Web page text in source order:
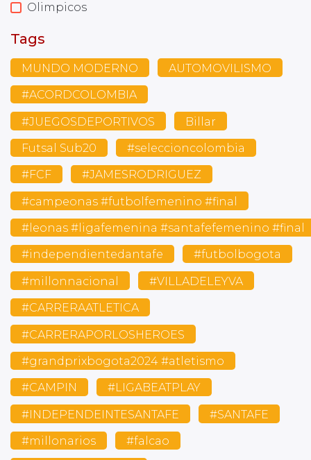
Olimpicos
Tags
MUNDO MODERNO AUTOMOVILISMO
#ACORDCOLOMBIA
#JUEGOSDEPORTIVOS Billar
Futsal Sub20 #seleccioncolombia
#FCF #JAMESRODRIGUEZ
#campeonas #futbolfemenino #final
#leonas #ligafemenina #santafefemenino #final
#independientedantafe #futbolbogota
#millonnacional #VILLADELEYVA
#CARRERAATLETICA
#CARRERAPORLOSHEROES
#grandprixbogota2024 #atletismo
#CAMPIN #LIGABEATPLAY
#INDEPENDEINTESANTAFE #SANTAFE
#millonarios #falcao